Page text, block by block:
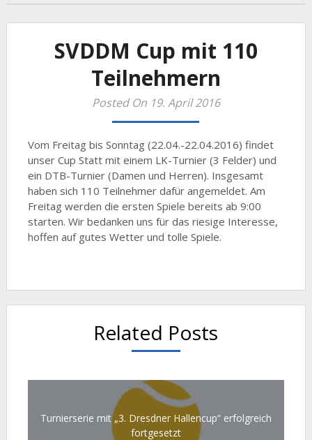
SVDDM Cup mit 110
Teilnehmern
Posted On 19. April 2016
Vom Freitag bis Sonntag (22.04.-22.04.2016) findet
unser Cup Statt mit einem LK-Turnier (3 Felder) und
ein DTB-Turnier (Damen und Herren). Insgesamt
haben sich 110 Teilnehmer dafür angemeldet. Am
Freitag werden die ersten Spiele bereits ab 9:00
starten. Wir bedanken uns für das riesige Interesse,
hoffen auf gutes Wetter und tolle Spiele.
Related Posts
Turnierserie mit „3. Dresdner Hallencup“ erfolgreich
fortgesetzt